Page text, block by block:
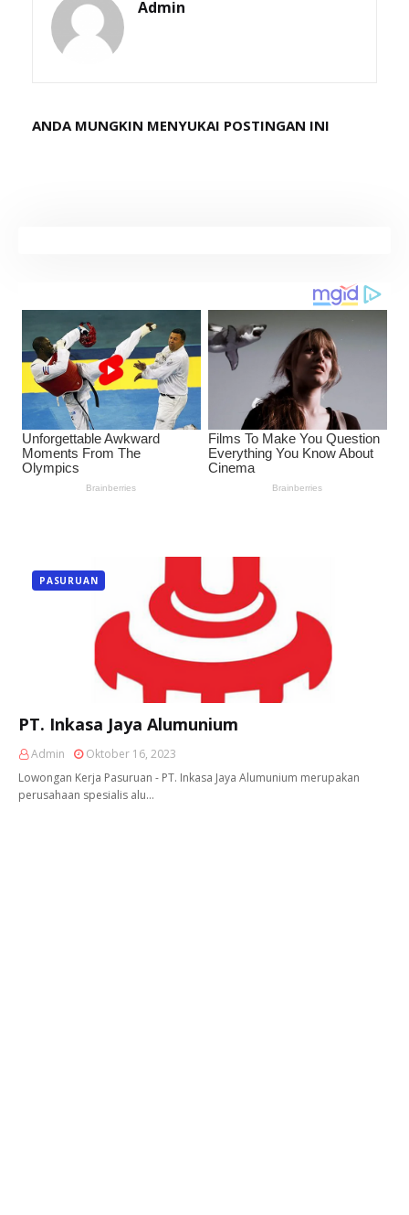
Admin
ANDA MUNGKIN MENYUKAI POSTINGAN INI
PASURUAN
PT. Inkasa Jaya Alumunium
Admin
Oktober 16, 2023
Lowongan Kerja Pasuruan - PT. Inkasa Jaya Alumunium merupakan
perusahaan spesialis alu…